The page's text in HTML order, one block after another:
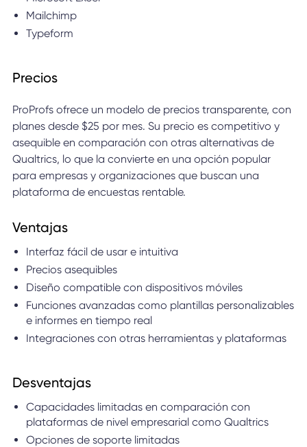
Mailchimp
Typeform
Precios
ProProfs ofrece un modelo de precios transparente, con
planes desde $25 por mes. Su precio es competitivo y
asequible en comparación con otras alternativas de
Qualtrics, lo que la convierte en una opción popular
para empresas y organizaciones que buscan una
plataforma de encuestas rentable.
Ventajas
Interfaz fácil de usar e intuitiva
Precios asequibles
Diseño compatible con dispositivos móviles
Funciones avanzadas como plantillas personalizables
e informes en tiempo real
Integraciones con otras herramientas y plataformas
Desventajas
Capacidades limitadas en comparación con
plataformas de nivel empresarial como Qualtrics
Opciones de soporte limitadas